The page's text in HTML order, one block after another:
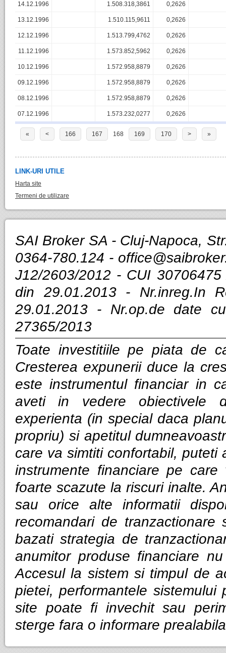
14.12.1996 1.508.318,3861 0,2626
13.12.1996 1.510.115,9611 0,2626
12.12.1996 1.513.799,4762 0,2626
11.12.1996 1.573.852,5962 0,2626
10.12.1996 1.572.958,8879 0,2626
09.12.1996 1.572.958,8879 0,2626
08.12.1996 1.572.958,8879 0,2626
07.12.1996 1.573.232,0277 0,2626
« < 166 167 168 169 170 > »
LINK-URI UTILE
Harta site
Termeni de utilizare
SAI Broker SA - Cluj-Napoca,
0364-780.124 -
J12/2603/2012 - CUI
din 29.01.2013 - Nr.inreg.In
29.01.2013 - Nr.op.de date
27365/2013
Toate investitiile pe piata de
Cresterea expunerii duce la
este instrumentul financiar in
aveti in vedere obiectivele
experienta (in special daca
propriu) si apetitul
care va simtiti confortabil, puteti
instrumente financiare pe
foarte scazute la riscuri inalte.
sau orice alte informatii
recomandari de
bazati strategia de
anumitor produse financiare
Accesul la sistem si timpul de
pietei, performantele
site poate fi invechit sau
sterge fara o informare